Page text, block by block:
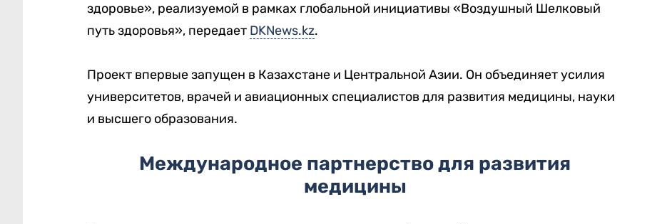
здоровье», реализуемой в рамках глобальной инициативы «Воздушный Шелковый
путь здоровья», передает DKNews.kz.
Проект впервые запущен в Казахстане и Центральной Азии. Он объединяет усилия
университетов, врачей и авиационных специалистов для развития медицины, науки
и высшего образования.
Международное партнерство для развития
медицины